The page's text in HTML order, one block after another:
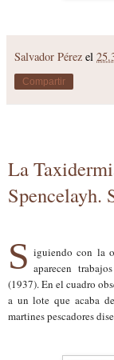
Salvador Pérez el
Compartir
La
Spencelayh.
S iguiendo con la
aparecen
(1937). En el cuadro
a un lote que acaba
martines pescadores